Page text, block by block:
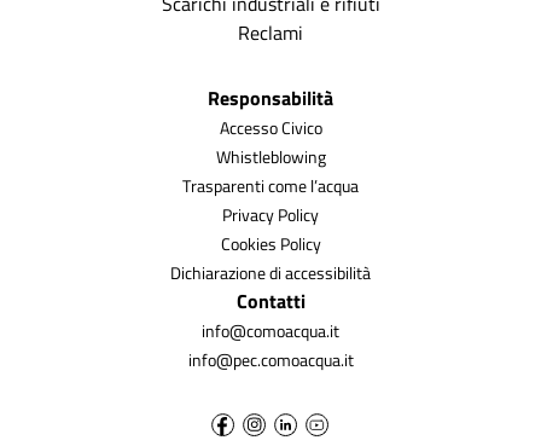
Reclami
Responsabilità
Accesso Civico
Whistleblowing
Trasparenti come l’acqua
Privacy Policy
Cookies Policy
Dichiarazione di accessibilità
Contatti
info@comoacqua.it
info@pec.comoacqua.it